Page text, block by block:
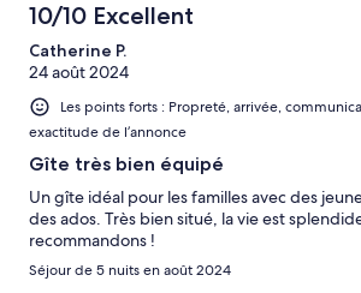
10/10 Excellent
Catherine P.
24 août 2024
Les points forts : Propreté, arrivée,
exactitude de l’annonce
Gîte très bien équipé
Un gîte idéal pour les familles avec des
des ados. Très bien situé, la vie est
recommandons !
Séjour de 5 nuits en août 2024